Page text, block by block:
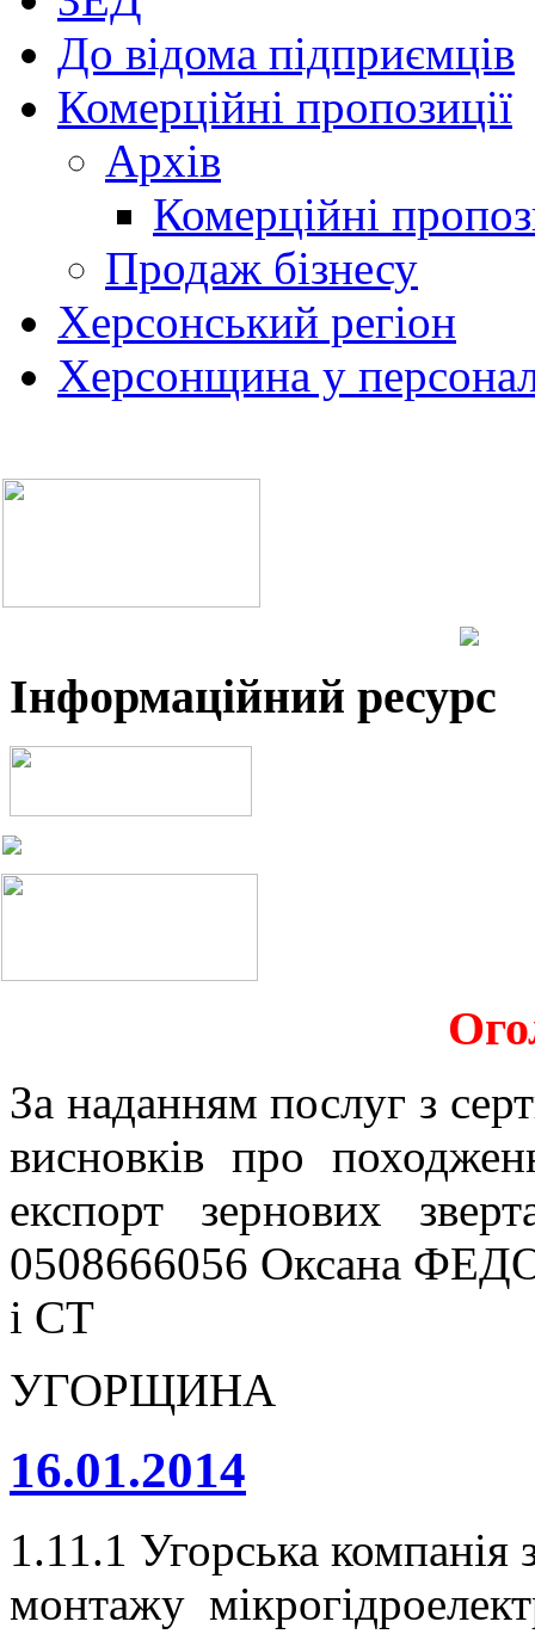
До відома підприємців
Комерційні пропозиції
Архів
Комерційні
Продаж бізнесу
Херсонський регіон
Херсонщина у
Інформаційний ресурс
За наданням послуг з
висновків про
експорт зернових
0508666056 Оксана
і СТ
УГОРЩИНА
16.01.2014
1.11.1 Угорська компанія
монтажу